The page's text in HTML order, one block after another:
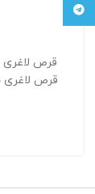
قرص لاغری
قرص لاغری